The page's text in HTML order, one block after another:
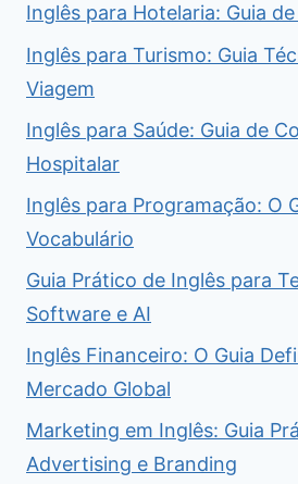
Inglês para Hotelaria: Guia
Inglês para Turismo: Guia
Viagem
Inglês para Saúde: Guia de
Hospitalar
Inglês para Programação: O
Vocabulário
Guia Prático de Inglês para
Software e AI
Inglês Financeiro: O Guia
Mercado Global
Marketing em Inglês: Guia
Advertising e Branding